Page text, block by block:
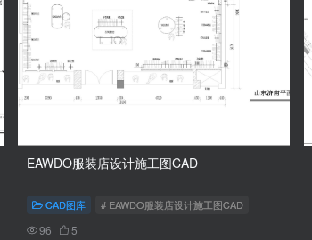
EAWDO服装店设计施工图CAD
CAD图库 # EAWDO服装店设计施工图CAD
96 5